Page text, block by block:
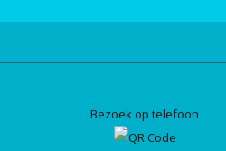
Bezoek op telefoon